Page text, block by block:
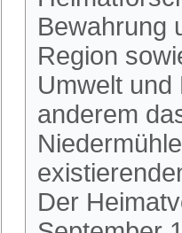
Bewahrung
Region
Umwelt
anderem
Der